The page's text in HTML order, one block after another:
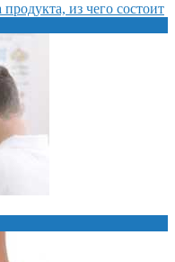
из чего состоит